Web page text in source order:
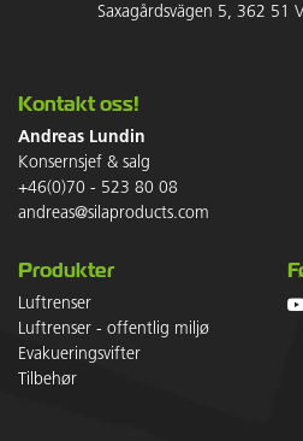
Saxagårdsvägen 5, 362 51
Kontakt oss!
Andreas Lundin
Konsernsjef & salg
+46(0)70 - 523 80 08
andreas@silaproducts.com
Produkter
Luftrenser
Luftrenser - offentlig miljø
Evakueringsvifter
Tilbehør